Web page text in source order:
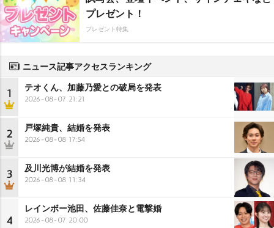
プレゼント！
プレゼント特集
ニュース記事アクセスランキング
1 テオくん、加藤乃愛との破局を発表
2026-08-07 21:21
2 戸塚純貴、結婚を発表
2026-08-08 17:54
3 及川光博が結婚を発表
2026-08-08 11:34
4
レインボー池田、佐藤佳奈と電撃婚
2026-08-07 20:00